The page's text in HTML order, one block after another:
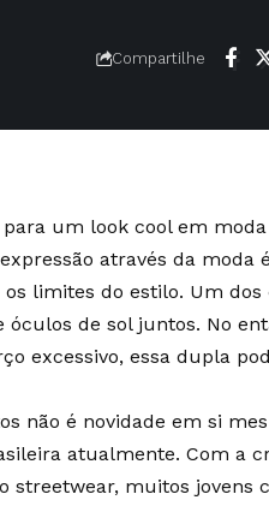
Compartilhe
um look cool em
através da moda
limites do estilo. Um dos
óculos de sol juntos. No
excessivo, essa dupla
não é novidade em si
atualmente. Com a
streetwear, muitos jovens